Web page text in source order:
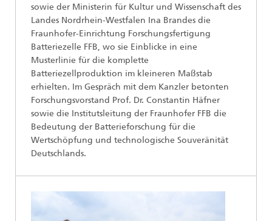
sowie der Ministerin für Kultur und Wissenschaft des
Landes Nordrhein-Westfalen Ina Brandes die
Fraunhofer-Einrichtung Forschungsfertigung
Batteriezelle FFB, wo sie Einblicke in eine
Musterlinie für die komplette
Batteriezellproduktion im kleineren Maßstab
erhielten. Im Gespräch mit dem Kanzler betonten
Forschungsvorstand Prof. Dr. Constantin Häfner
sowie die Institutsleitung der Fraunhofer FFB die
Bedeutung der Batterieforschung für die
Wertschöpfung und technologische Souveränität
Deutschlands.